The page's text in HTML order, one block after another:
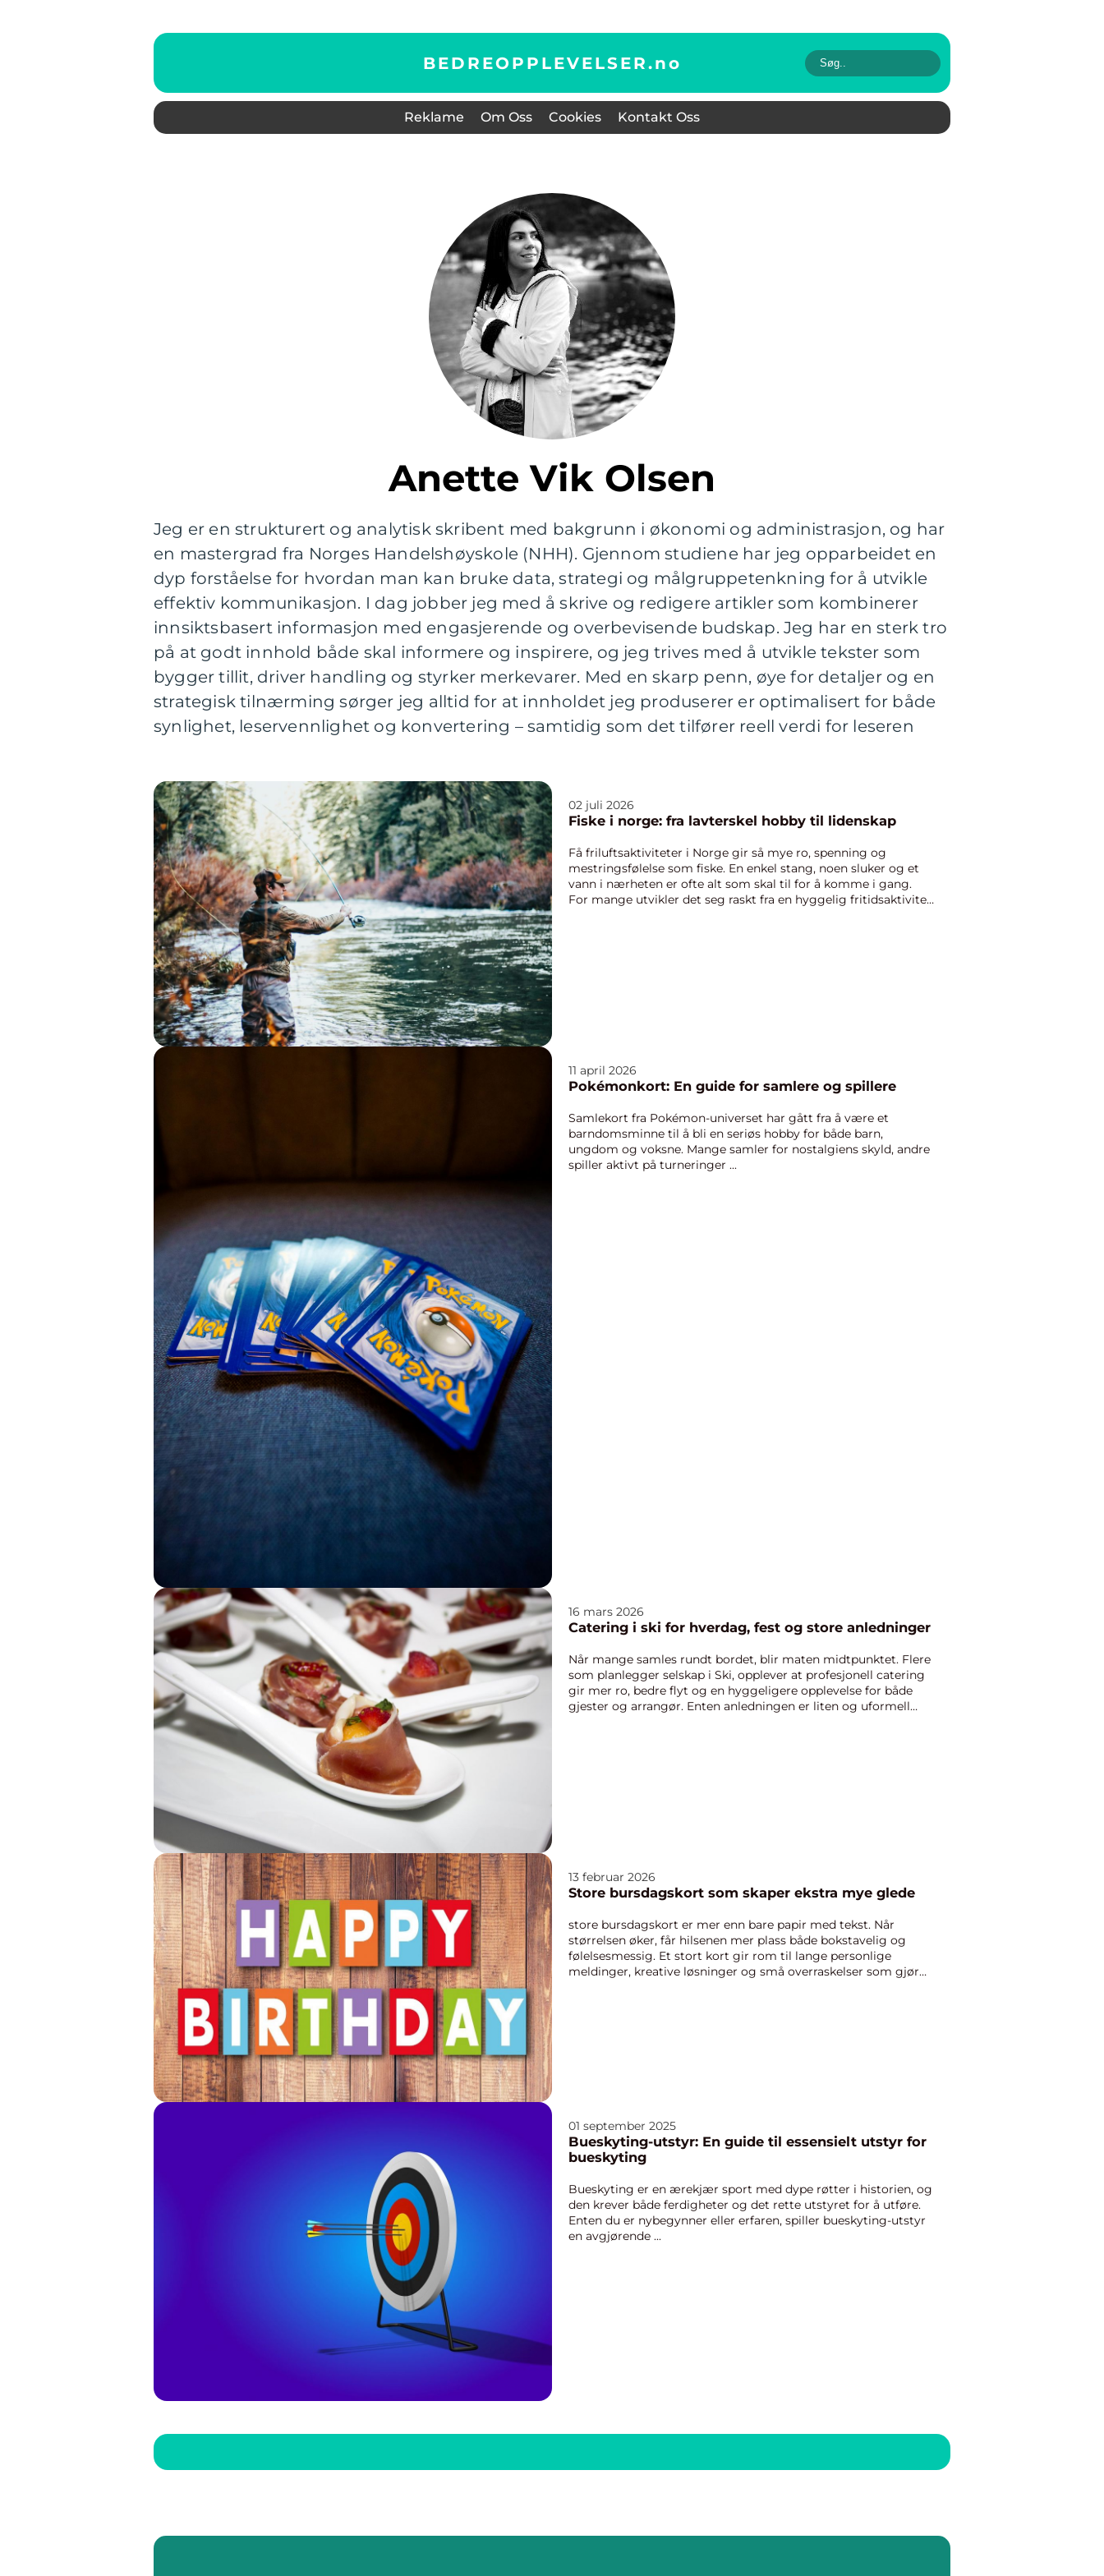
BEDREOPPLEVELSER.no
Reklame Om Oss Cookies Kontakt Oss
Anette Vik Olsen
Jeg er en strukturert og analytisk skribent med bakgrunn i økonomi og administrasjon, og har
en mastergrad fra Norges Handelshøyskole (NHH). Gjennom studiene har jeg opparbeidet en
dyp forståelse for hvordan man kan bruke data, strategi og målgruppetenkning for å utvikle
effektiv kommunikasjon. I dag jobber jeg med å skrive og redigere artikler som kombinerer
innsiktsbasert informasjon med engasjerende og overbevisende budskap. Jeg har en sterk tro
på at godt innhold både skal informere og inspirere, og jeg trives med å utvikle tekster som
bygger tillit, driver handling og styrker merkevarer. Med en skarp penn, øye for detaljer og en
strategisk tilnærming sørger jeg alltid for at innholdet jeg produserer er optimalisert for både
synlighet, leservennlighet og konvertering – samtidig som det tilfører reell verdi for leseren
02 juli 2026
Fiske i norge: fra lavterskel hobby til lidenskap
Få friluftsaktiviteter i Norge gir så mye ro, spenning og
mestringsfølelse som fiske. En enkel stang, noen sluker og et
vann i nærheten er ofte alt som skal til for å komme i gang.
For mange utvikler det seg raskt fra en hyggelig fritidsaktivitet
11 april 2026
Pokémonkort: En guide for samlere og spillere
Samlekort fra Pokémon-universet har gått fra å være et
barndomsminne til å bli en seriøs hobby for både barn,
ungdom og voksne. Mange samler for nostalgiens skyld, andre
spiller aktivt på turneringer ...
16 mars 2026
Catering i ski for hverdag, fest og store anledninger
Når mange samles rundt bordet, blir maten midtpunktet. Flere
som planlegger selskap i Ski, opplever at profesjonell catering
gir mer ro, bedre flyt og en hyggeligere opplevelse for både
gjester og arrangør. Enten anledningen er liten og uformell
13 februar 2026
Store bursdagskort som skaper ekstra mye glede
store bursdagskort er mer enn bare papir med tekst. Når
størrelsen øker, får hilsenen mer plass både bokstavelig og
følelsesmessig. Et stort kort gir rom til lange personlige
meldinger, kreative løsninger og små overraskelser som gjør
01 september 2025
Bueskyting-utstyr: En guide til essensielt utstyr for
bueskyting
Bueskyting er en ærekjær sport med dype røtter i historien, og
den krever både ferdigheter og det rette utstyret for å utføre.
Enten du er nybegynner eller erfaren, spiller bueskyting-utstyr
en avgjørende ...